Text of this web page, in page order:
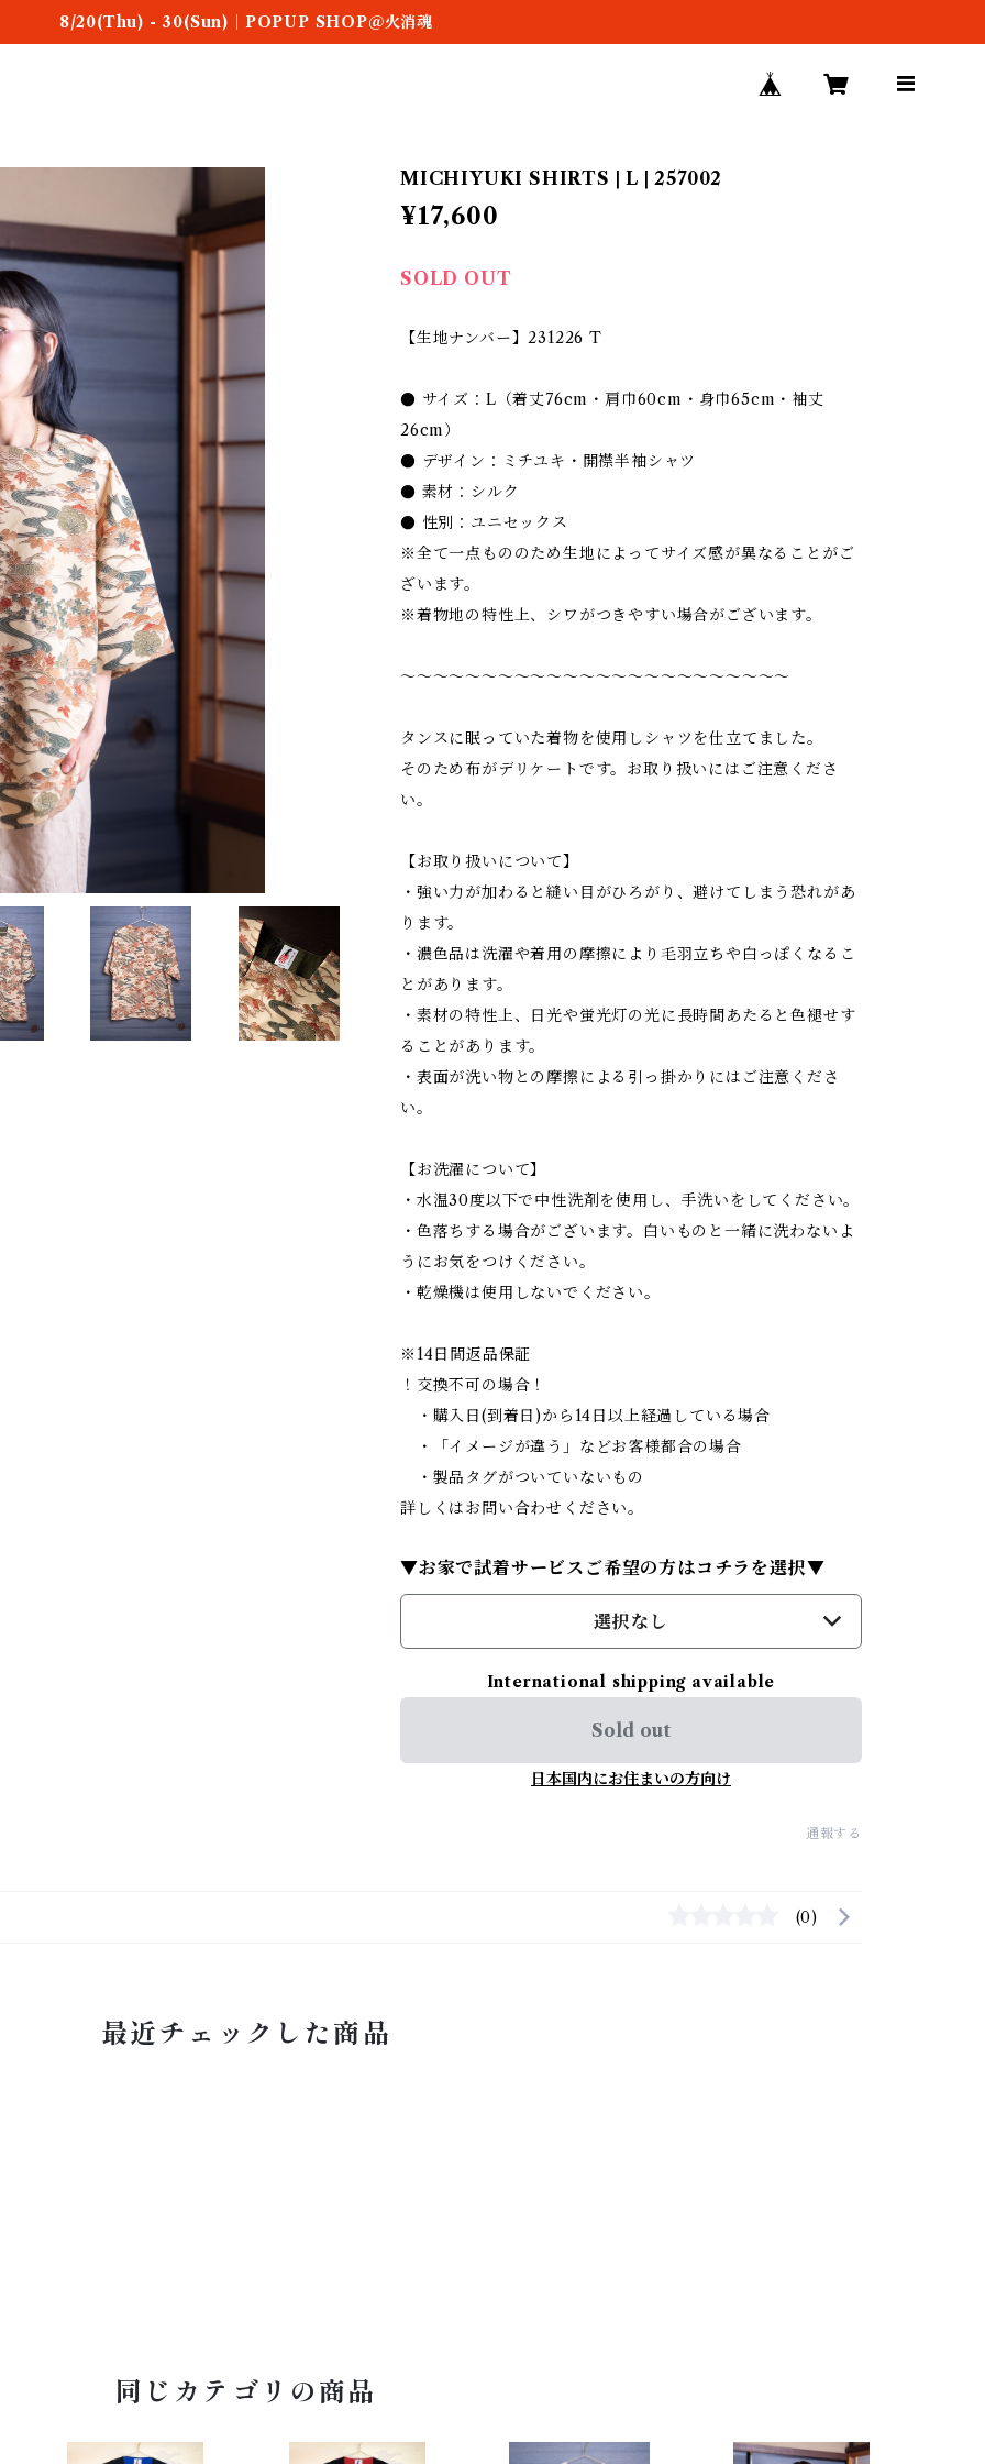
8/20(Thu) - 30(Sun)｜POPUP SHOP＠火消魂
MICHIYUKI SHIRTS | L | 257002
¥17,600
SOLD OUT
【生地ナンバー】231226 T
● サイズ：L（着丈76cm・肩巾60cm・身巾65cm・袖丈
26cm）
● デザイン：ミチユキ・開襟半袖シャツ
● 素材：シルク
● 性別：ユニセックス
※全て一点もののため生地によってサイズ感が異なることがご
ざいます。
※着物地の特性上、シワがつきやすい場合がございます。
〜〜〜〜〜〜〜〜〜〜〜〜〜〜〜〜〜〜〜〜〜〜〜〜
タンスに眠っていた着物を使用しシャツを仕立てました。
そのため布がデリケートです。お取り扱いにはご注意くださ
い。
【お取り扱いについて】
・強い力が加わると縫い目がひろがり、避けてしまう恐れがあ
ります。
・濃色品は洗濯や着用の摩擦により毛羽立ちや白っぽくなるこ
とがあります。
・素材の特性上、日光や蛍光灯の光に長時間あたると色褪せす
ることがあります。
・表面が洗い物との摩擦による引っ掛かりにはご注意くださ
い。
【お洗濯について】
・水温30度以下で中性洗剤を使用し、手洗いをしてください。
・色落ちする場合がございます。白いものと一緒に洗わないよ
うにお気をつけください。
・乾燥機は使用しないでください。
※14日間返品保証
！交換不可の場合！
・購入日(到着日)から14日以上経過している場合
・「イメージが違う」などお客様都合の場合
・製品タグがついていないもの
詳しくはお問い合わせください。
▼お家で試着サービスご希望の方はコチラを選択▼
選択なし
International shipping available
Sold out
日本国内にお住まいの方向け
通報する
(0)
最近チェックした商品
同じカテゴリの商品